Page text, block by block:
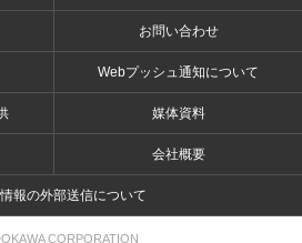
お問い合わせ
Webプッシュ通知について
媒体資料
会社概要
報の外部送信について
CORPORATION